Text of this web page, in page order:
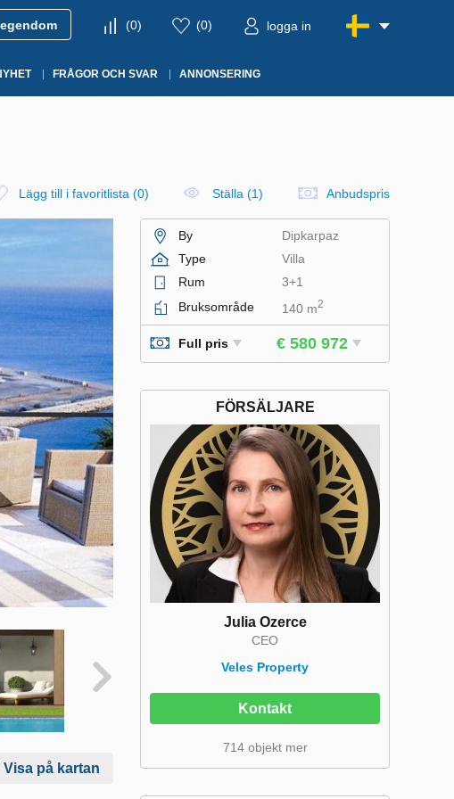
(0) (0) logga in
FRÅGOR OCH SVAR ANNONSERING
Lägg till i favoritlista (0) Ställa (1) Anbudspris
Visa på kartan
By
Dipkarpaz
Type
Villa
Rum
3+1
Bruksområde
140 m2
Full pris € 580 972
FÖRSÄLJARE
Julia Ozerce
CEO
Veles Property
Kontakt
714 objekt mer